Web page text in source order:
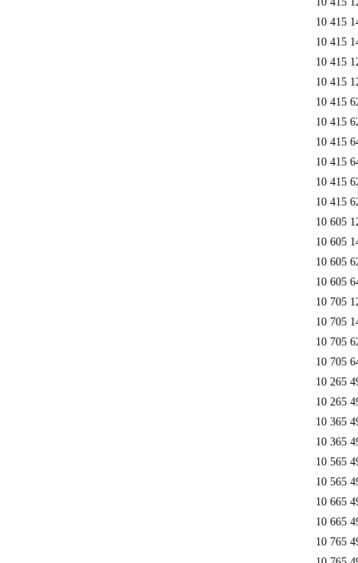
10 415
10 415
10 415
10 415
10 415
10 415
10 415
10 415
10 415
10 415
10 605
10 605
10 605
10 605
10 705
10 705
10 705
10 705
10 265
10 265
10 365
10 365
10 565
10 565
10 665
10 665
10 765